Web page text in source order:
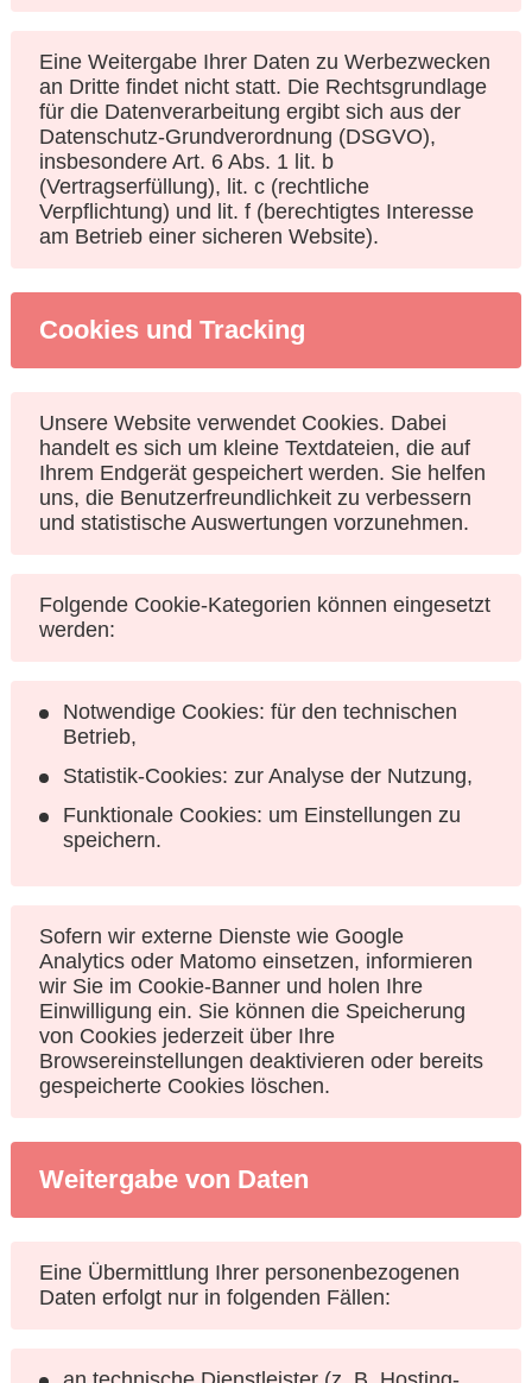
Eine Weitergabe Ihrer Daten zu Werbezwecken
an Dritte findet nicht statt. Die Rechtsgrundlage
für die Datenverarbeitung ergibt sich aus der
Datenschutz-Grundverordnung (DSGVO),
insbesondere Art. 6 Abs. 1 lit. b
(Vertragserfüllung), lit. c (rechtliche
Verpflichtung) und lit. f (berechtigtes Interesse
am Betrieb einer sicheren Website).
Cookies und Tracking
Unsere Website verwendet Cookies. Dabei
handelt es sich um kleine Textdateien, die auf
Ihrem Endgerät gespeichert werden. Sie helfen
uns, die Benutzerfreundlichkeit zu verbessern
und statistische Auswertungen vorzunehmen.
Folgende Cookie-Kategorien können eingesetzt
werden:
Notwendige Cookies: für den technischen
Betrieb,
Statistik-Cookies: zur Analyse der Nutzung,
Funktionale Cookies: um Einstellungen zu
speichern.
Sofern wir externe Dienste wie Google
Analytics oder Matomo einsetzen, informieren
wir Sie im Cookie-Banner und holen Ihre
Einwilligung ein. Sie können die Speicherung
von Cookies jederzeit über Ihre
Browsereinstellungen deaktivieren oder bereits
gespeicherte Cookies löschen.
Weitergabe von Daten
Eine Übermittlung Ihrer personenbezogenen
Daten erfolgt nur in folgenden Fällen: